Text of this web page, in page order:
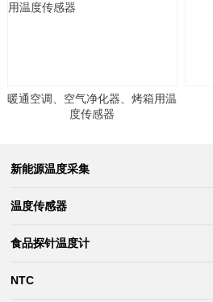
暖通空调、空气净化器、烤箱用温
度传感器
新能源温度采集
温度传感器
食品探针温度计
NTC